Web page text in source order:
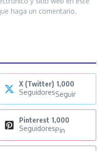
haga un comentario.
X (Twitter) 1,000
SeguidoresSeguir
Pinterest 1,000
SeguidoresPin